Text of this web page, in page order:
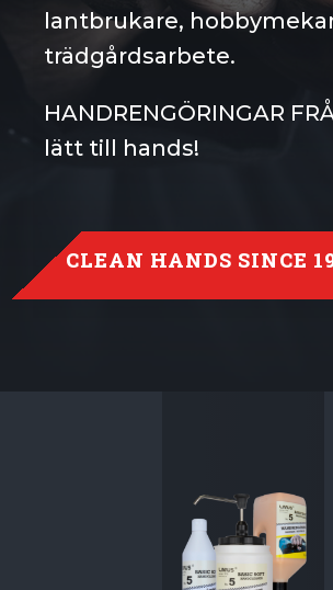
lantbrukare,
trädgårdsarbete.
HANDRENGÖRINGAR
lätt till hands!
CLEAN HANDS SINCE